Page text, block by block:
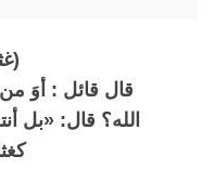
قال قائل : أوَ
الله؟ قال: «بل